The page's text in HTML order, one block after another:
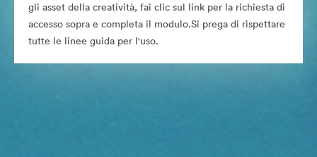
gli asset della creatività, fai clic sul link per la richiesta di
accesso sopra e completa il modulo.Si prega di rispettare
tutte le linee guida per l'uso.